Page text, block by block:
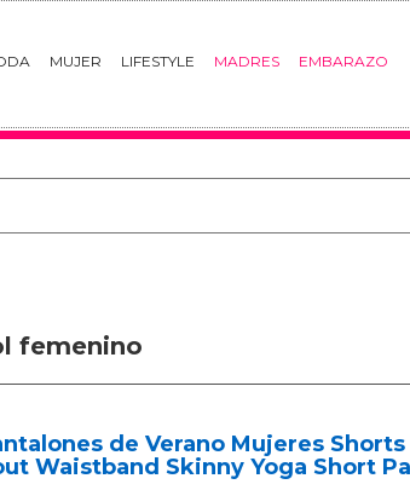
MUJER LIFESTYLE MADRES EMBARAZO
femenino
de Verano Mujeres
Waistband Skinny Yoga Short